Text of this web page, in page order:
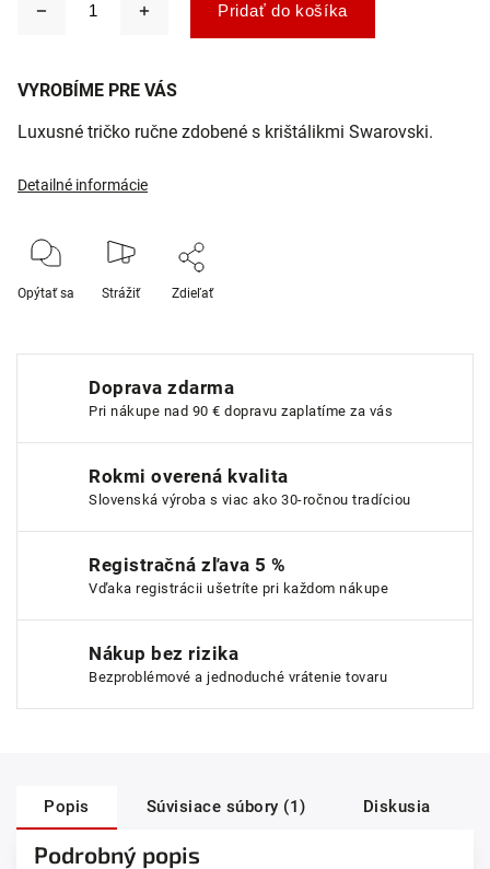
Pridať do košíka
VYROBÍME PRE VÁS
Luxusné tričko ručne zdobené s krištálikmi Swarovski.
Detailné informácie
Opýtať sa Strážiť Zdieľať
Doprava zdarma
Pri nákupe nad 90 € dopravu zaplatíme za vás
Rokmi overená kvalita
Slovenská výroba s viac ako 30-ročnou tradíciou
Registračná zľava 5 %
Vďaka registrácii ušetríte pri každom nákupe
Nákup bez rizika
Bezproblémové a jednoduché vrátenie tovaru
Popis Súvisiace súbory (1) Diskusia
Podrobný popis